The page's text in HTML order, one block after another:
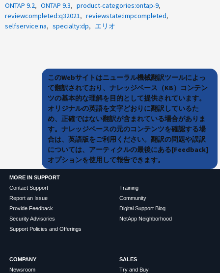
ONTAP 9.2
ONTAP 9.3
product-categories:ontap-9
reviewcompleted:q32021
reviewstate:impcompleted
selfservice:na
specialty:dp エリオ
このWebサイトはニューラル機械翻訳ツールによっ
て翻訳されており、ナレッジベース（KB）コンテン
ツの基本的な理解を目的として提供されています。
オリジナルの英語を文字どおりに翻訳しているた
め、正確ではない翻訳が含まれている場合がありま
す。ナレッジベースの元のコンテンツを確認する場
合は、英語版をご利用ください。翻訳の問題や誤訳
については、アーティクルの最後にある[Feedback]
オプションを使用して報告できます。
MORE IN SUPPORT
Contact Support
Report an Issue
Provide Feedback
Security Advisories
Support Policies and Offerings
Training
Community
Digital Support Blog
NetApp Neighborhood
COMPANY
Newsroom
SALES
Try and Buy